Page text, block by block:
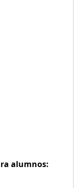
alumnos: